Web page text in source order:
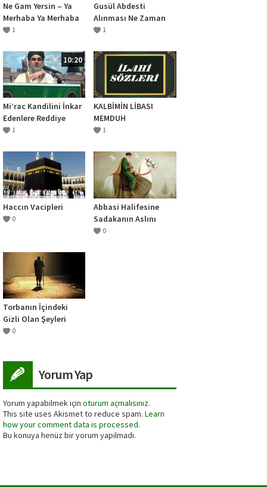
Ne Gam Yersin – Ya
Merhaba Ya Merhaba
– KADİRİ İLAHİLERİ
1
Gusül Abdesti
Alınması Ne Zaman
Sünnettir
1
10:20
Mi’rac Kandilini İnkar
Edenlere Reddiye
1
KALBİMİN LİBASI
MEMDUH
1
Haccın Vacipleri
0
Abbasi Halifesine
Sadakanın Aslını
Göstermesi
0
Torbanın İçindeki
Gizli Olan Şeyleri
Bilmek
0
Yorum Yap
Yorum yapabilmek için oturum açmalısınız.
This site uses Akismet to reduce spam. Learn
how your comment data is processed.
Bu konuya henüz bir yorum yapılmadı.